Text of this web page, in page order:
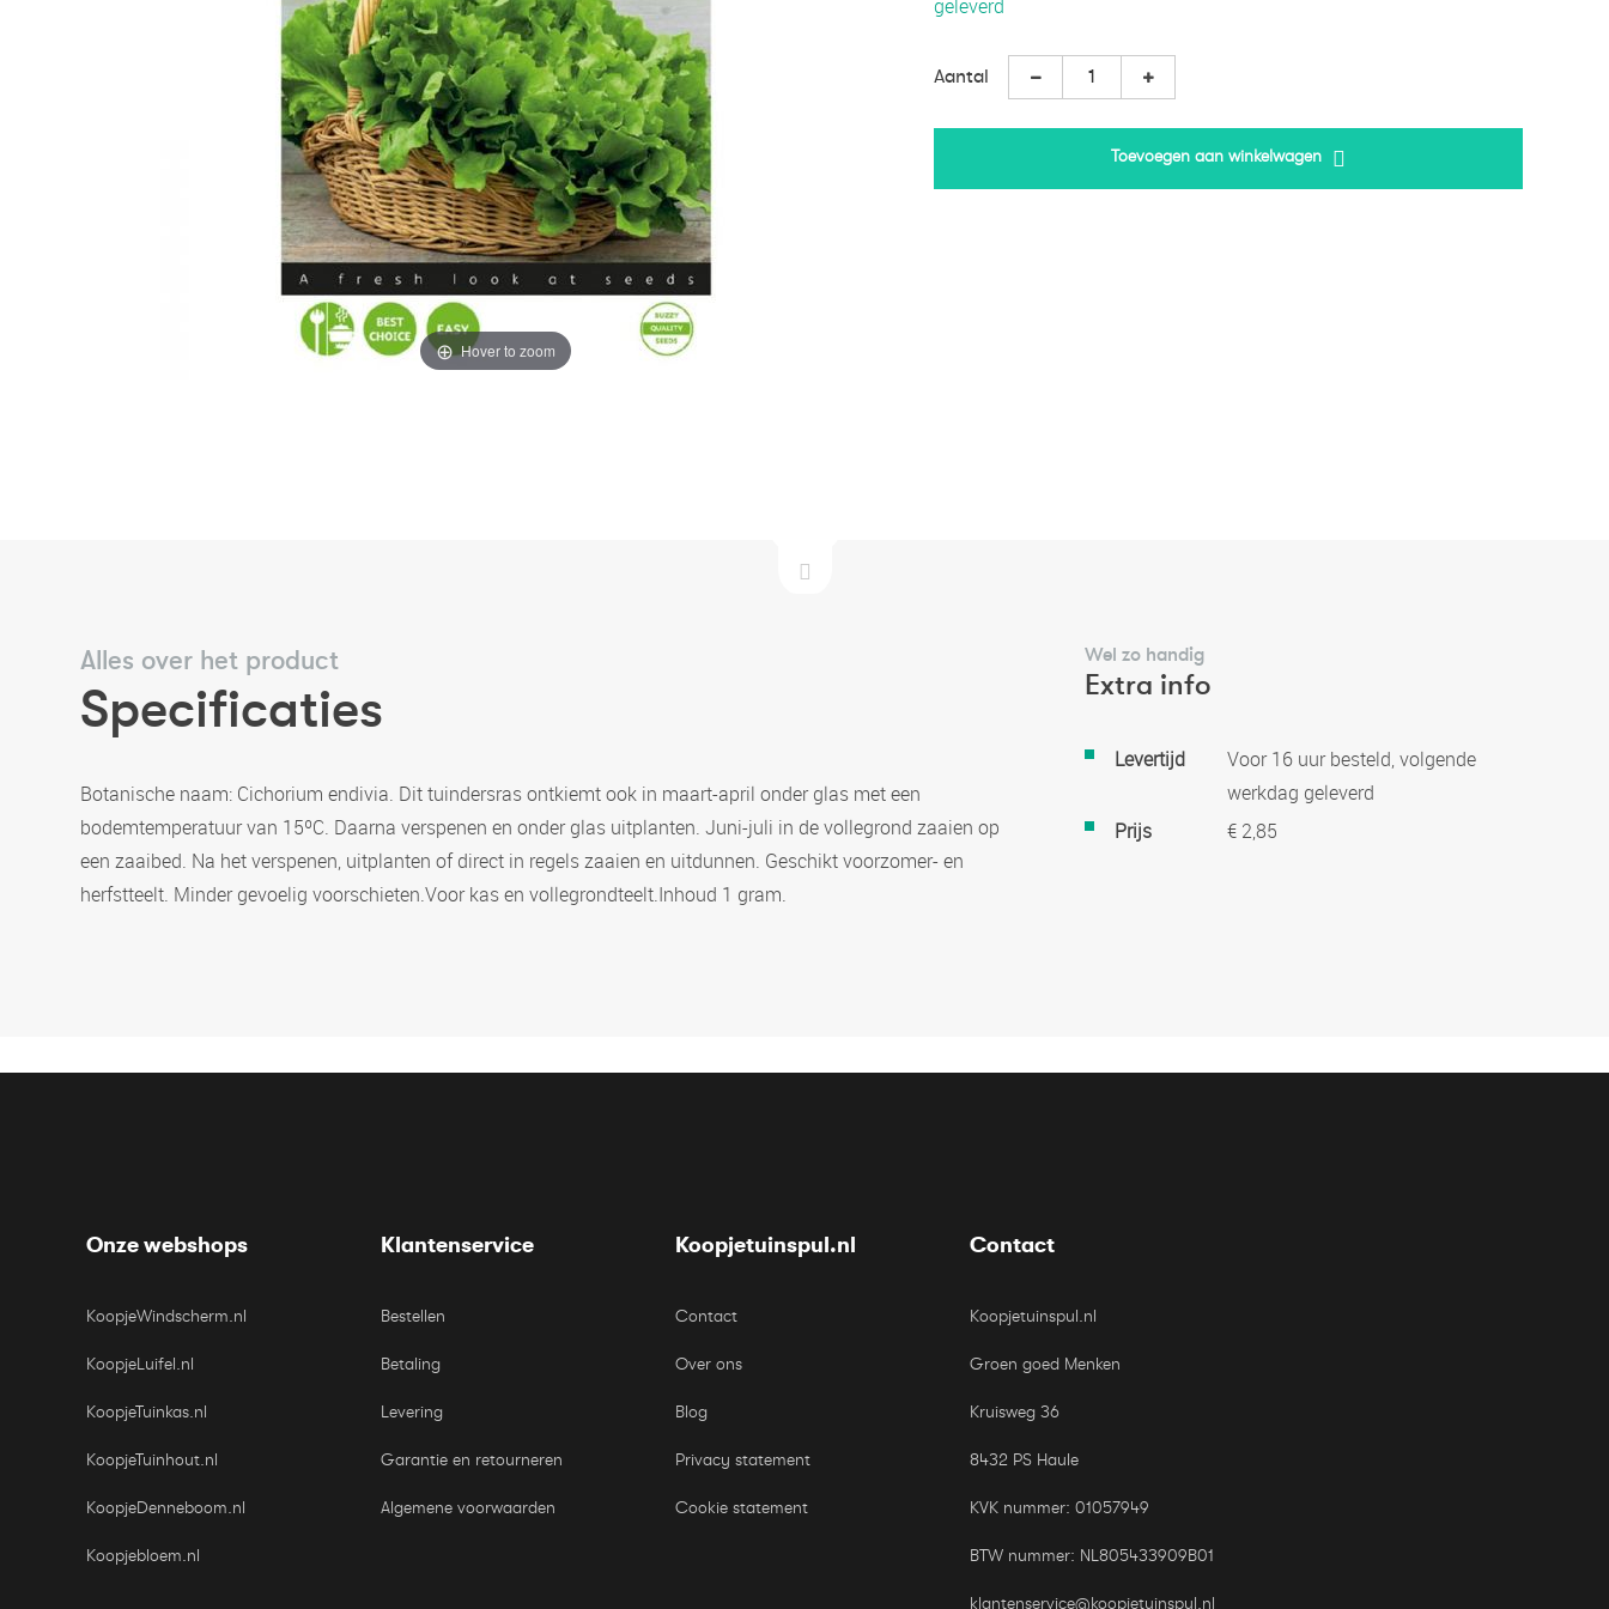
geleverd
Aantal
Toevoegen aan winkelwagen
Hover to zoom
Alles over het product
Specificaties
Botanische naam: Cichorium endivia. Dit tuindersras ontkiemt ook in maart-april onder glas met een
bodemtemperatuur van 15ºC. Daarna verspenen en onder glas uitplanten. Juni-juli in de vollegrond zaaien op
een zaaibed. Na het verspenen, uitplanten of direct in regels zaaien en uitdunnen. Geschikt voorzomer- en
herfstteelt. Minder gevoelig voorschieten.Voor kas en vollegrondteelt.Inhoud 1 gram.
Wel zo handig
Extra info
Meer
informatie
Levertijd
Voor 16 uur besteld, volgende
werkdag geleverd
Prijs
€ 2,85
Onze webshops
KoopjeWindscherm.nl
KoopjeLuifel.nl
KoopjeTuinkas.nl
KoopjeTuinhout.nl
KoopjeDenneboom.nl
Koopjebloem.nl
Klantenservice
Bestellen
Betaling
Levering
Garantie en retourneren
Algemene voorwaarden
Koopjetuinspul.nl
Contact
Over ons
Blog
Privacy statement
Cookie statement
Contact
Koopjetuinspul.nl
Groen goed Menken
Kruisweg 36
8432 PS Haule
KVK nummer: 01057949
BTW nummer: NL805433909B01
klantenservice@koopjetuinspul.nl